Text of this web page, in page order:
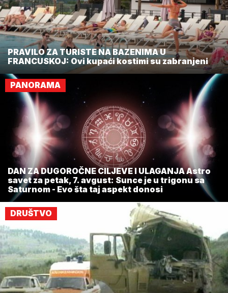
PRAVILO ZA TURISTE NA BAZENIMA U
FRANCUSKOJ: Ovi kupaći kostimi su zabranjeni
PANORAMA
DAN ZA DUGOROČNE CILJEVE I ULAGANJA Astro
savet za petak, 7. avgust: Sunce je u trigonu sa
Saturnom - Evo šta taj aspekt donosi
DRUŠTVO